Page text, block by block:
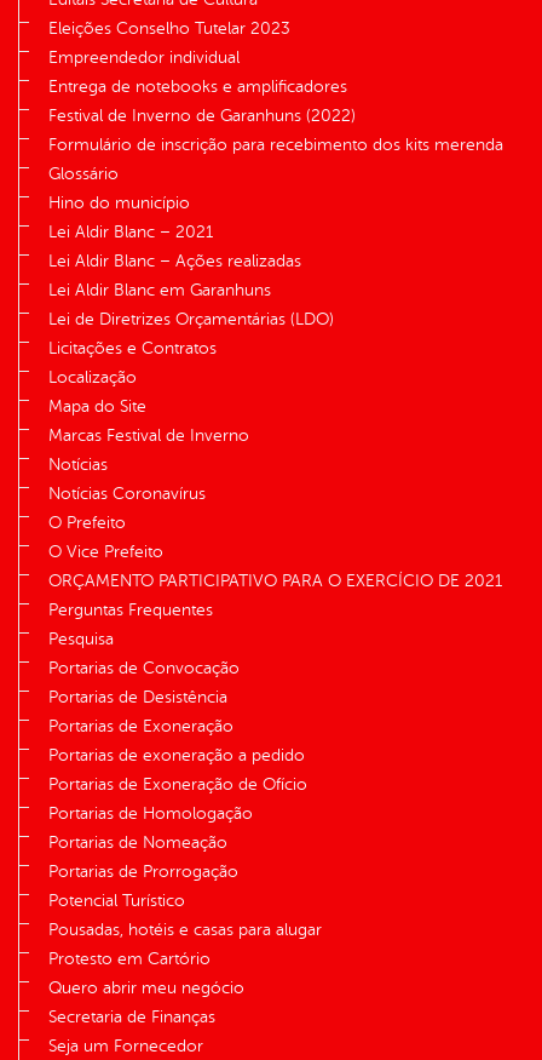
Eleições Conselho Tutelar 2023
Empreendedor individual
Entrega de notebooks e amplificadores
Festival de Inverno de Garanhuns (2022)
Formulário de inscrição para recebimento dos kits merenda
Glossário
Hino do município
Lei Aldir Blanc – 2021
Lei Aldir Blanc – Ações realizadas
Lei Aldir Blanc em Garanhuns
Lei de Diretrizes Orçamentárias (LDO)
Licitações e Contratos
Localização
Mapa do Site
Marcas Festival de Inverno
Notícias
Notícias Coronavírus
O Prefeito
O Vice Prefeito
ORÇAMENTO PARTICIPATIVO PARA O EXERCÍCIO DE 2021
Perguntas Frequentes
Pesquisa
Portarias de Convocação
Portarias de Desistência
Portarias de Exoneração
Portarias de exoneração a pedido
Portarias de Exoneração de Ofício
Portarias de Homologação
Portarias de Nomeação
Portarias de Prorrogação
Potencial Turístico
Pousadas, hotéis e casas para alugar
Protesto em Cartório
Quero abrir meu negócio
Secretaria de Finanças
Seja um Fornecedor